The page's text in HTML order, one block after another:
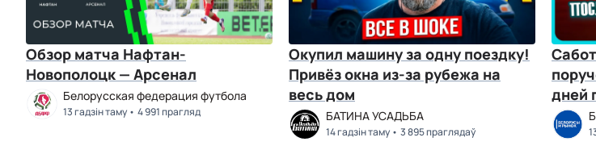
Обзор матча Нафтан-
Новополоцк — Арсенал
Белорусская федерация футбола
13 гадзін таму 4 991 прагляд
Окупил машину за одну поездку!
Привёз окна из-за рубежа на
весь дом
БАТИНА УСАДЬБА
14 гадзін таму 3 895 праглядаў
дней